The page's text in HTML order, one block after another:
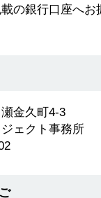
の銀行口座へ
金久町4-3
ェクト事務所